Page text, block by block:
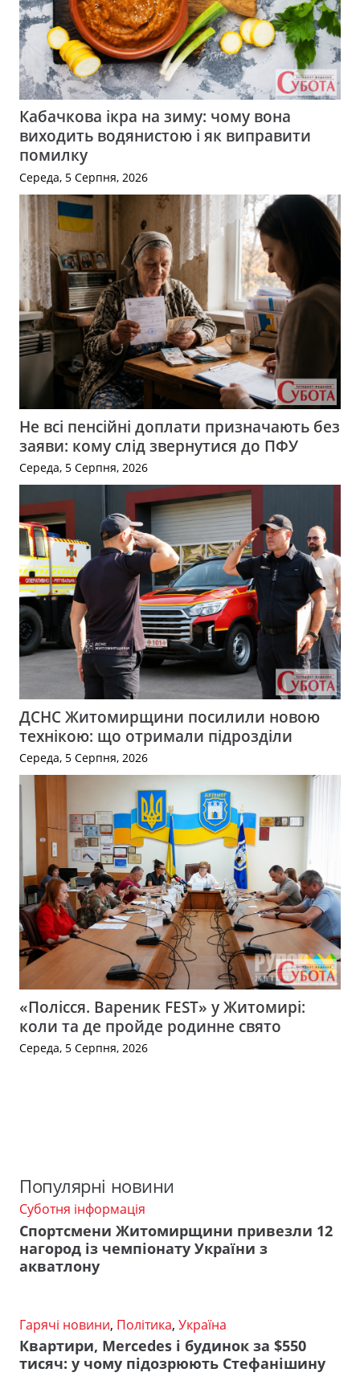
Кабачкова ікра на зиму: чому вона
виходить водянистою і як виправити
помилку
Середа, 5 Серпня, 2026
Не всі пенсійні доплати призначають без
заяви: кому слід звернутися до ПФУ
Середа, 5 Серпня, 2026
ДСНС Житомирщини посилили новою
технікою: що отримали підрозділи
Середа, 5 Серпня, 2026
«Полісся. Вареник FEST» у Житомирі:
коли та де пройде родинне свято
Середа, 5 Серпня, 2026
Популярні новини
Суботня інформація
Спортсмени Житомирщини привезли 12
нагород із чемпіонату України з
акватлону
Гарячі новини, Політика, Україна
Квартири, Mercedes і будинок за $550
тисяч: у чому підозрюють Стефанішину